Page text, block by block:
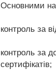
Основними
контроль за
контроль за
сертифікатів;